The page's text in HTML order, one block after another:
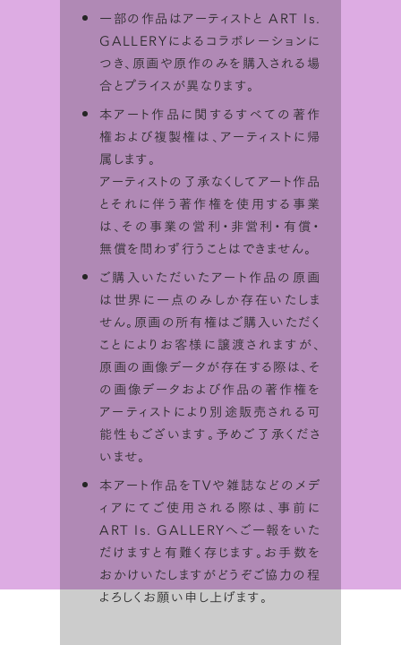
一部の作品はアーティストと ART Is.
GALLERYによるコラボレーションに
つき、原画や原作のみを購入される場
合とプライスが異なります。
本アート作品に関するすべての著作
権および複製権は、アーティストに帰
属します。
アーティストの了承なくしてアート作品
とそれに伴う著作権を使用する事業
は、その事業の営利・非営利・有償・
無償を問わず行うことはできません。
ご購入いただいたアート作品の原画
は世界に一点のみしか存在いたしま
せん。原画の所有権はご購入いただく
ことによりお客様に譲渡されますが、
原画の画像データが存在する際は、そ
の画像データおよび作品の著作権を
アーティストにより別途販売される可
能性もございます。予めご了承くださ
いませ。
本アート作品をTVや雑誌などのメデ
ィアにてご使用される際は、事前に
ART Is. GALLERYへご一報をいた
だけますと有難く存じます。お手数を
おかけいたしますがどうぞご協力の程
よろしくお願い申し上げます。
STEP 1